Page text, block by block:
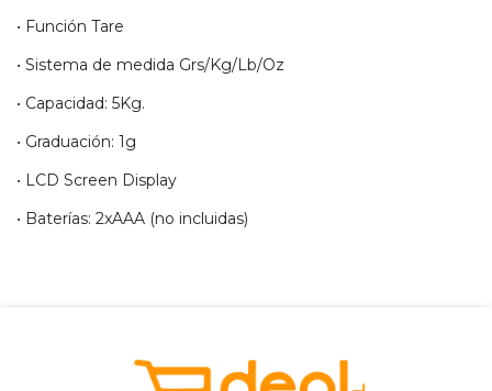
• Función Tare
• Sistema de medida Grs/Kg/Lb/Oz
• Capacidad: 5Kg.
• Graduación: 1g
• LCD Screen Display
• Baterías: 2xAAA (no incluidas)